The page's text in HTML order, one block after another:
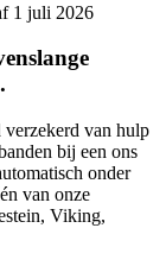
1 juli 2026
verzekerd van hulp
bij een ons
onder
van onze
Viking,